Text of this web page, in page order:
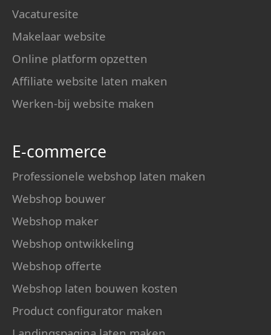
Vacaturesite
Makelaar website
Online platform opzetten
Affiliate website laten maken
Werken-bij website maken
E-commerce
Professionele webshop laten maken
Webshop bouwer
Webshop maker
Webshop ontwikkeling
Webshop offerte
Webshop laten bouwen kosten
Product configurator maken